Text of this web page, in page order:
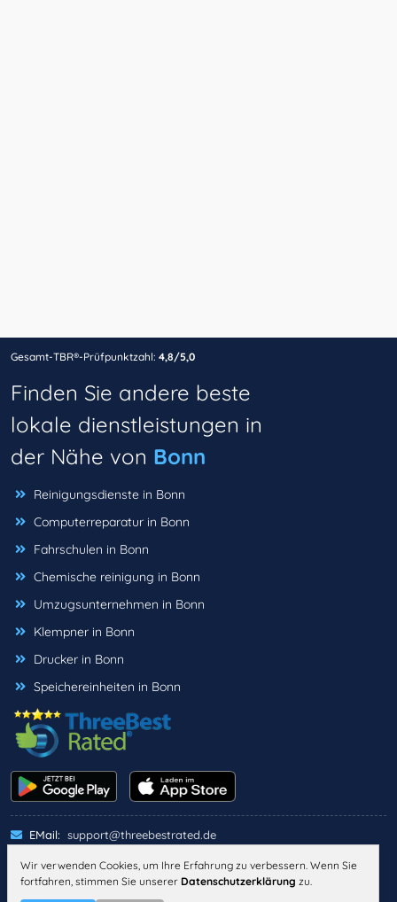
Gesamt-TBR®-Prüfpunktzahl: 4,8/5,0
Finden Sie andere beste
lokale dienstleistungen in
der Nähe von Bonn
Reinigungsdienste in Bonn
Computerreparatur in Bonn
Fahrschulen in Bonn
Chemische reinigung in Bonn
Umzugsunternehmen in Bonn
Klempner in Bonn
Drucker in Bonn
Speichereinheiten in Bonn
EMail: support@threebestrated.de
IMPRESSUM
DATENSCHUTZ
Wir verwenden Cookies, um Ihre Erfahrung zu verbessern. Wenn Sie
fortfahren, stimmen Sie unserer Datenschutzerklärung zu.